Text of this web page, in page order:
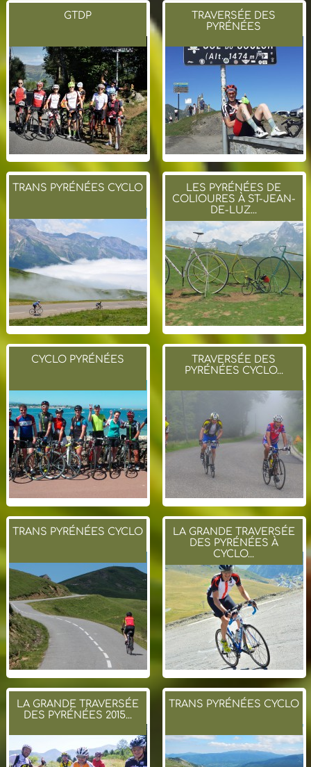
GTDP
TRAVERSÉE DES
PYRÉNÉES
TRANS PYRÉNÉES CYCLO
LES PYRÉNÉES DE
COLIOURES À ST-JEAN-
DE-LUZ...
CYCLO PYRÉNÉES
TRAVERSÉE DES
PYRÉNÉES CYCLO...
TRANS PYRÉNÉES CYCLO
LA GRANDE TRAVERSÉE
DES PYRÉNÉES À
CYCLO...
LA GRANDE TRAVERSÉE
DES PYRÉNÉES 2015...
TRANS PYRÉNÉES CYCLO